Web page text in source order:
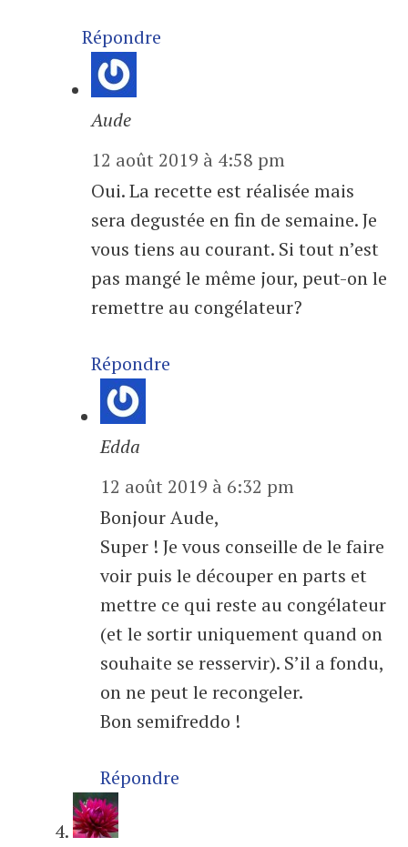
Répondre
Aude
12 août 2019 à 4:58 pm
Oui. La recette est réalisée mais
sera degustée en fin de semaine. Je
vous tiens au courant. Si tout n’est
pas mangé le même jour, peut-on le
remettre au congélateur?
Répondre
Edda
12 août 2019 à 6:32 pm
Bonjour Aude,
Super ! Je vous conseille de le faire
voir puis le découper en parts et
mettre ce qui reste au congélateur
(et le sortir uniquement quand on
souhaite se resservir). S’il a fondu,
on ne peut le recongeler.
Bon semifreddo !
Répondre